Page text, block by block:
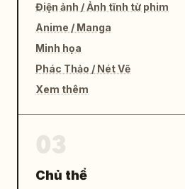
Điện ảnh / Ảnh tĩnh từ phim
Anime / Manga
Minh họa
Phác Thảo / Nét Vẽ
Xem thêm
Chủ thể